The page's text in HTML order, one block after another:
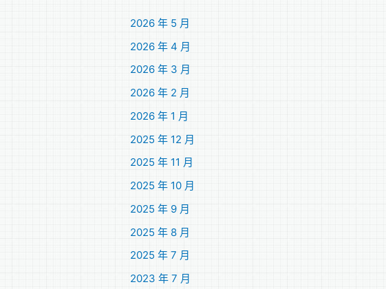
2026 年 5 月
2026 年 4 月
2026 年 3 月
2026 年 2 月
2026 年 1 月
2025 年 12 月
2025 年 11 月
2025 年 10 月
2025 年 9 月
2025 年 8 月
2025 年 7 月
2023 年 7 月